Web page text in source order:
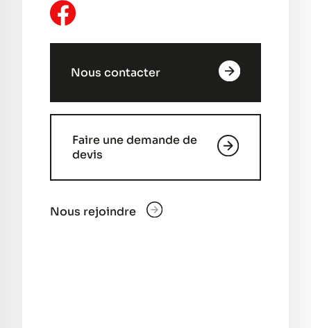
Nous contacter
Faire une demande de
devis
Nous rejoindre